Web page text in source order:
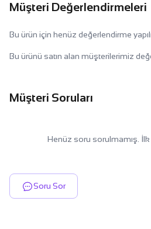
Müşteri Değerlendirmeleri
Bu ürün için henüz değerlendirme
Bu ürünü satın alan müşterilerimiz
Müşteri Soruları
Henüz soru sorulmamış.
Soru Sor